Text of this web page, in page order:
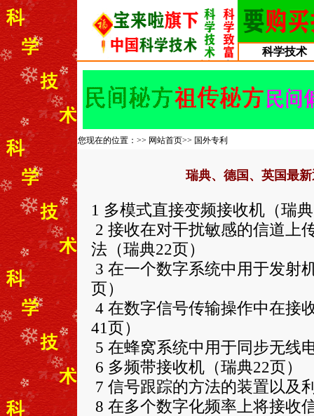
科学技术
您现在的位置：>> 网站首页>> 国外专利
瑞典、德国、英国最
1 多模式直接变频接收机（瑞
2 接收在对干扰敏感的信道上
法（瑞典22页）
3 在一个数字系统中用于发射
页）
4 在数字信号传输操作中在接
41页）
5 在蜂窝系统中用于同步无线
6 多频带接收机（瑞典22页）
7 信号跟踪的方法的装置以及
8 在多个数字化频率上将接收